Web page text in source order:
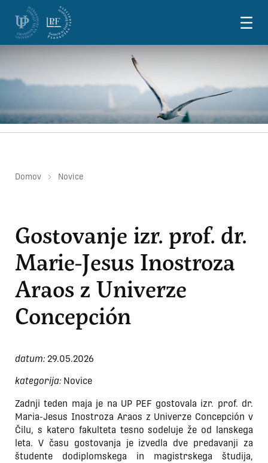
Skoči na vsebino
Domov Novice
Gostovanje izr. prof. dr.
Marie-Jesus Inostroza
Araos z Univerze
Concepción
datum: 29.05.2026
kategorija: Novice
Zadnji teden maja je na UP PEF gostovala izr. prof. dr.
Maria-Jesus Inostroza Araos z Univerze Concepción v
Čilu, s katero fakulteta tesno sodeluje že od lanskega
leta. V času gostovanja je izvedla dve predavanji za
študente dodiplomskega in magistrskega študija,